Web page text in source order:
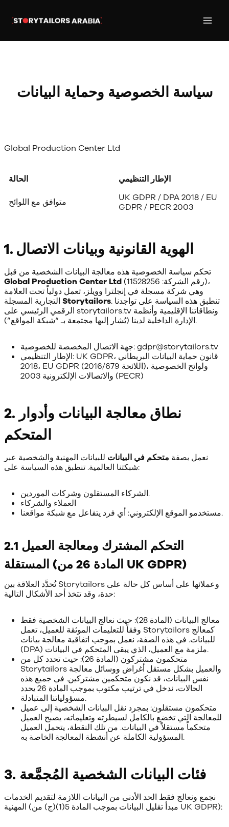
content
سياسة الخصوصية وحماية البيانات
Global Production Center Ltd
الحالة الإطار التنظيمي
متوافق مع اللوائح
UK GDPR / DPA 2018 / EU
GDPR / PECR 2003
1. الهوية القانونية وبيانات الاتصال
تحكم سياسة الخصوصية هذه معالجة البيانات الشخصية من قبل
Global Production Center Ltd (رقم الشركة: 11528256)،
وهي شركة مسجلة في إنجلترا وويلز، تعمل دولياً تحت العلامة
Storytailors. تنطبق هذه السياسة على تواجدنا
الرقمي الرئيسي على storytailors.tv ونطاقاتنا الإقليمية وأنظمة
الإدارة الداخلية لدينا (يُشار إليها مجتمعة بـ “شبكة المواقع”).
جهة الاتصال المخصصة للخصوصية: gdpr@storytailors.tv
الإطار التنظيمي: UK GDPR، قانون حماية البيانات البريطاني
2018، EU GDPR (اللائحة 2016/679)، ولوائح الخصوصية
والاتصالات الإلكترونية 2003 (PECR)
2. نطاق معالجة البيانات وأدوار
المتحكم
نعمل بصفة متحكم في البيانات للبيانات المهنية والشخصية عبر
شبكتنا العالمية. تنطبق هذه السياسة على:
الشركاء المستقلون وشركات الموردين.
العملاء والشركاء
مستخدمو الموقع الإلكتروني: أي فرد يتفاعل مع شبكة مواقعنا.
2.1 التحكم المشترك ومعالجة العميل
المستقلة (المادة 26 من UK GDPR)
تُحدَّد العلاقة بين Storytailors وعملائها على أساس كل حالة على
حدة، وقد تتخذ أحد الأشكال التالية:
معالج البيانات (المادة 28): حيث نعالج البيانات الشخصية فقط
وفقاً للتعليمات الموثقة للعميل، تعمل Storytailors كمعالج
للبيانات. في هذه الصفة، نعمل بموجب اتفاقية معالجة بيانات
(DPA) ملزمة مع العميل، الذي يبقى المتحكم في البيانات.
متحكمون مشتركون (المادة 26): حيث تحدد كل من
Storytailors والعميل بشكل مستقل أغراض ووسائل معالجة
نفس البيانات، قد نكون متحكمين مشتركين. في جميع هذه
الحالات، ندخل في ترتيب مكتوب بموجب المادة 26 يحدد
مسؤولياتنا المتبادلة.
متحكمون مستقلون: بمجرد نقل البيانات الشخصية إلى عميل
للمعالجة التي تخضع بالكامل لسيطرته وتعليماته، يصبح العميل
متحكماً مستقلاً في البيانات. من تلك النقطة، يتحمل العميل
المسؤولية الكاملة عن أنشطة المعالجة الخاصة به.
3. فئات البيانات الشخصية المُجمَّعة
نجمع ونعالج فقط الحد الأدنى من البيانات اللازمة لتقديم الخدمات
المهنية (مبدأ تقليل البيانات بموجب المادة 5(1)(ج) من UK GDPR):